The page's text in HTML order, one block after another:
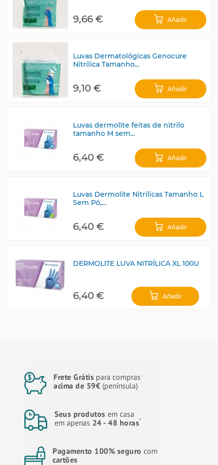
9,66 € Añadir
Luvas Dermatológicas Genocure
Nitrílica Tamanho...
9,10 € Añadir
Luvas dermolite feitas de nitrilo
tamanho M sem...
6,40 € Añadir
Luvas Dermolite Nitrílicas Tamanho L
Sem Pó,...
6,40 € Añadir
DERMOLITE LUVA NITRÍLICA XL 100U
6,40 € Añadir
Frete Grátis para compras
acima de 59€ (península)
Seus produtos em casa
em apenas 24 - 48 horas*
Pagamento 100% seguro com
cartões